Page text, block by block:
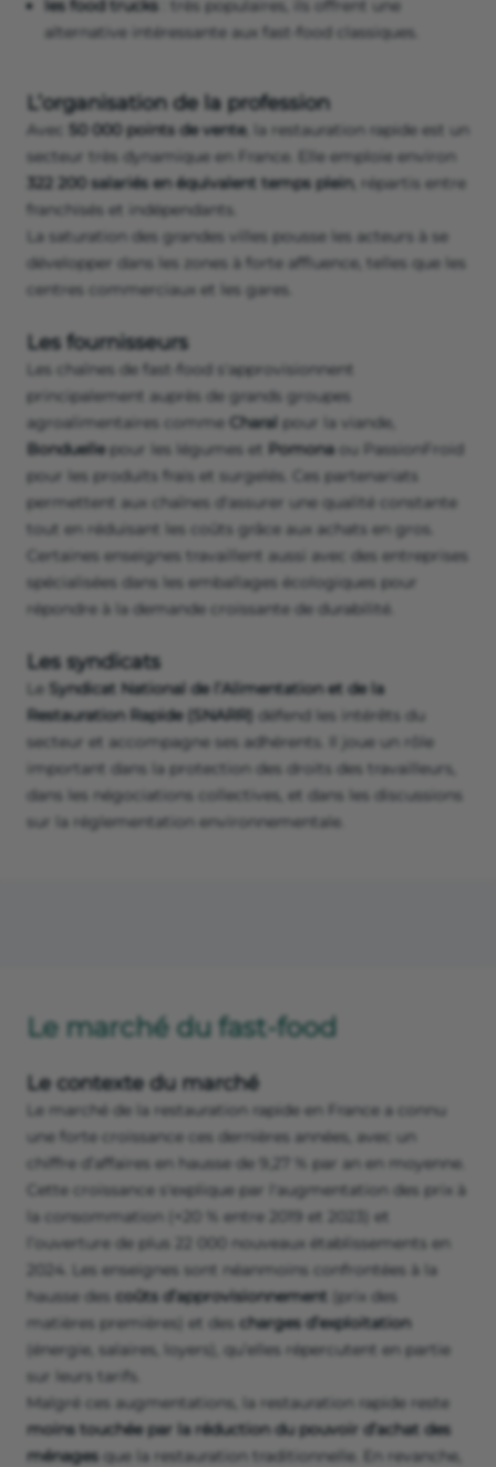
les food trucks : très populaires, ils offrent une
alternative intéressante aux fast-food classiques.
L’organisation de la profession
Avec 50 000 points de vente, la restauration rapide est un
secteur très dynamique en France. Elle emploie environ
322 200 salariés en équivalent temps plein, répartis entre
franchisés et indépendants.
La saturation des grandes villes pousse les acteurs à se
développer dans les zones à forte affluence, telles que les
centres commerciaux et les gares.
Les fournisseurs
Les chaînes de fast-food s'approvisionnent
principalement auprès de grands groupes
agroalimentaires comme
Charal pour la viande,
Bonduellepour les légumes et Pomonaou PassionFroid
pour les produits frais et surgelés. Ces partenariats
permettent aux chaînes d'assurer une qualité constante
tout en réduisant les coûts grâce aux achats en gros.
Certaines enseignes travaillent aussi avec des entreprises
spécialisées dans les emballages écologiques pour
répondre à la demande croissante de durabilité.
Les syndicats
Le Syndicat National de l’Alimentation et de la
Restauration Rapide (SNARR) défend les intérêts du
secteur et accompagne ses adhérents. Il joue un rôle
important dans la protection des droits des travailleurs,
dans les négociations collectives, et dans les discussions
sur la réglementation environnementale.
Le marché du fast-food
Le contexte du marché
Le marché de la restauration rapide en France a connu
une forte croissance ces dernières années, avec un
chiffre d’affaires en hausse de 9,27 % par an en moyenne.
Cette croissance s'explique par l'augmentation des prix à
la consommation (+20 % entre 2019 et 2023) et
l’ouverture de plus 22 000 nouveaux établissements en
2024. Les enseignes sont néanmoins confrontées à la
hausse des coûts d’approvisionnement (prix des
matières premières) et des charges d’exploitation
(énergie, salaires, loyers), qu’elles répercutent en partie
sur leurs tarifs.
Malgré ces augmentations, la restauration rapide reste
moins touchée par la réduction du pouvoir d’achat des
ménages que la restauration traditionnelle. En revanche,